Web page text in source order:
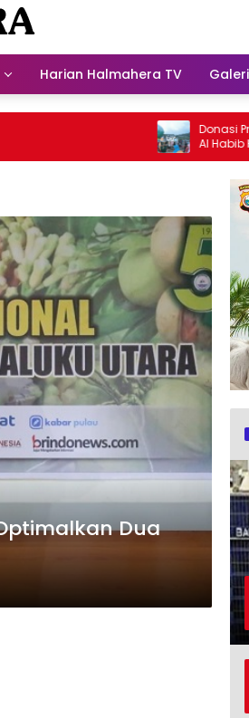
Harian Halmahera TV Galeri
Donasi Presdir
Al Habib Husein